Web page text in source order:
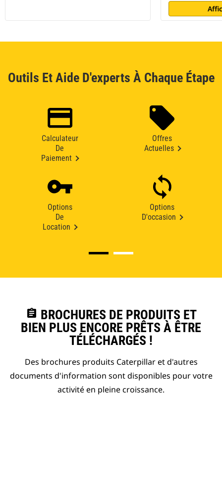
Outils Et Aide D'experts À Chaque Étape
Calculateur
De
Paiement
Offres
Actuelles
Options
De
Location
Options
D'occasion
assignment BROCHURES DE PRODUITS ET
BIEN PLUS ENCORE PRÊTS À ÊTRE
TÉLÉCHARGÉS !
Des brochures produits Caterpillar et d'autres
documents d'information sont disponibles pour votre
activité en pleine croissance.